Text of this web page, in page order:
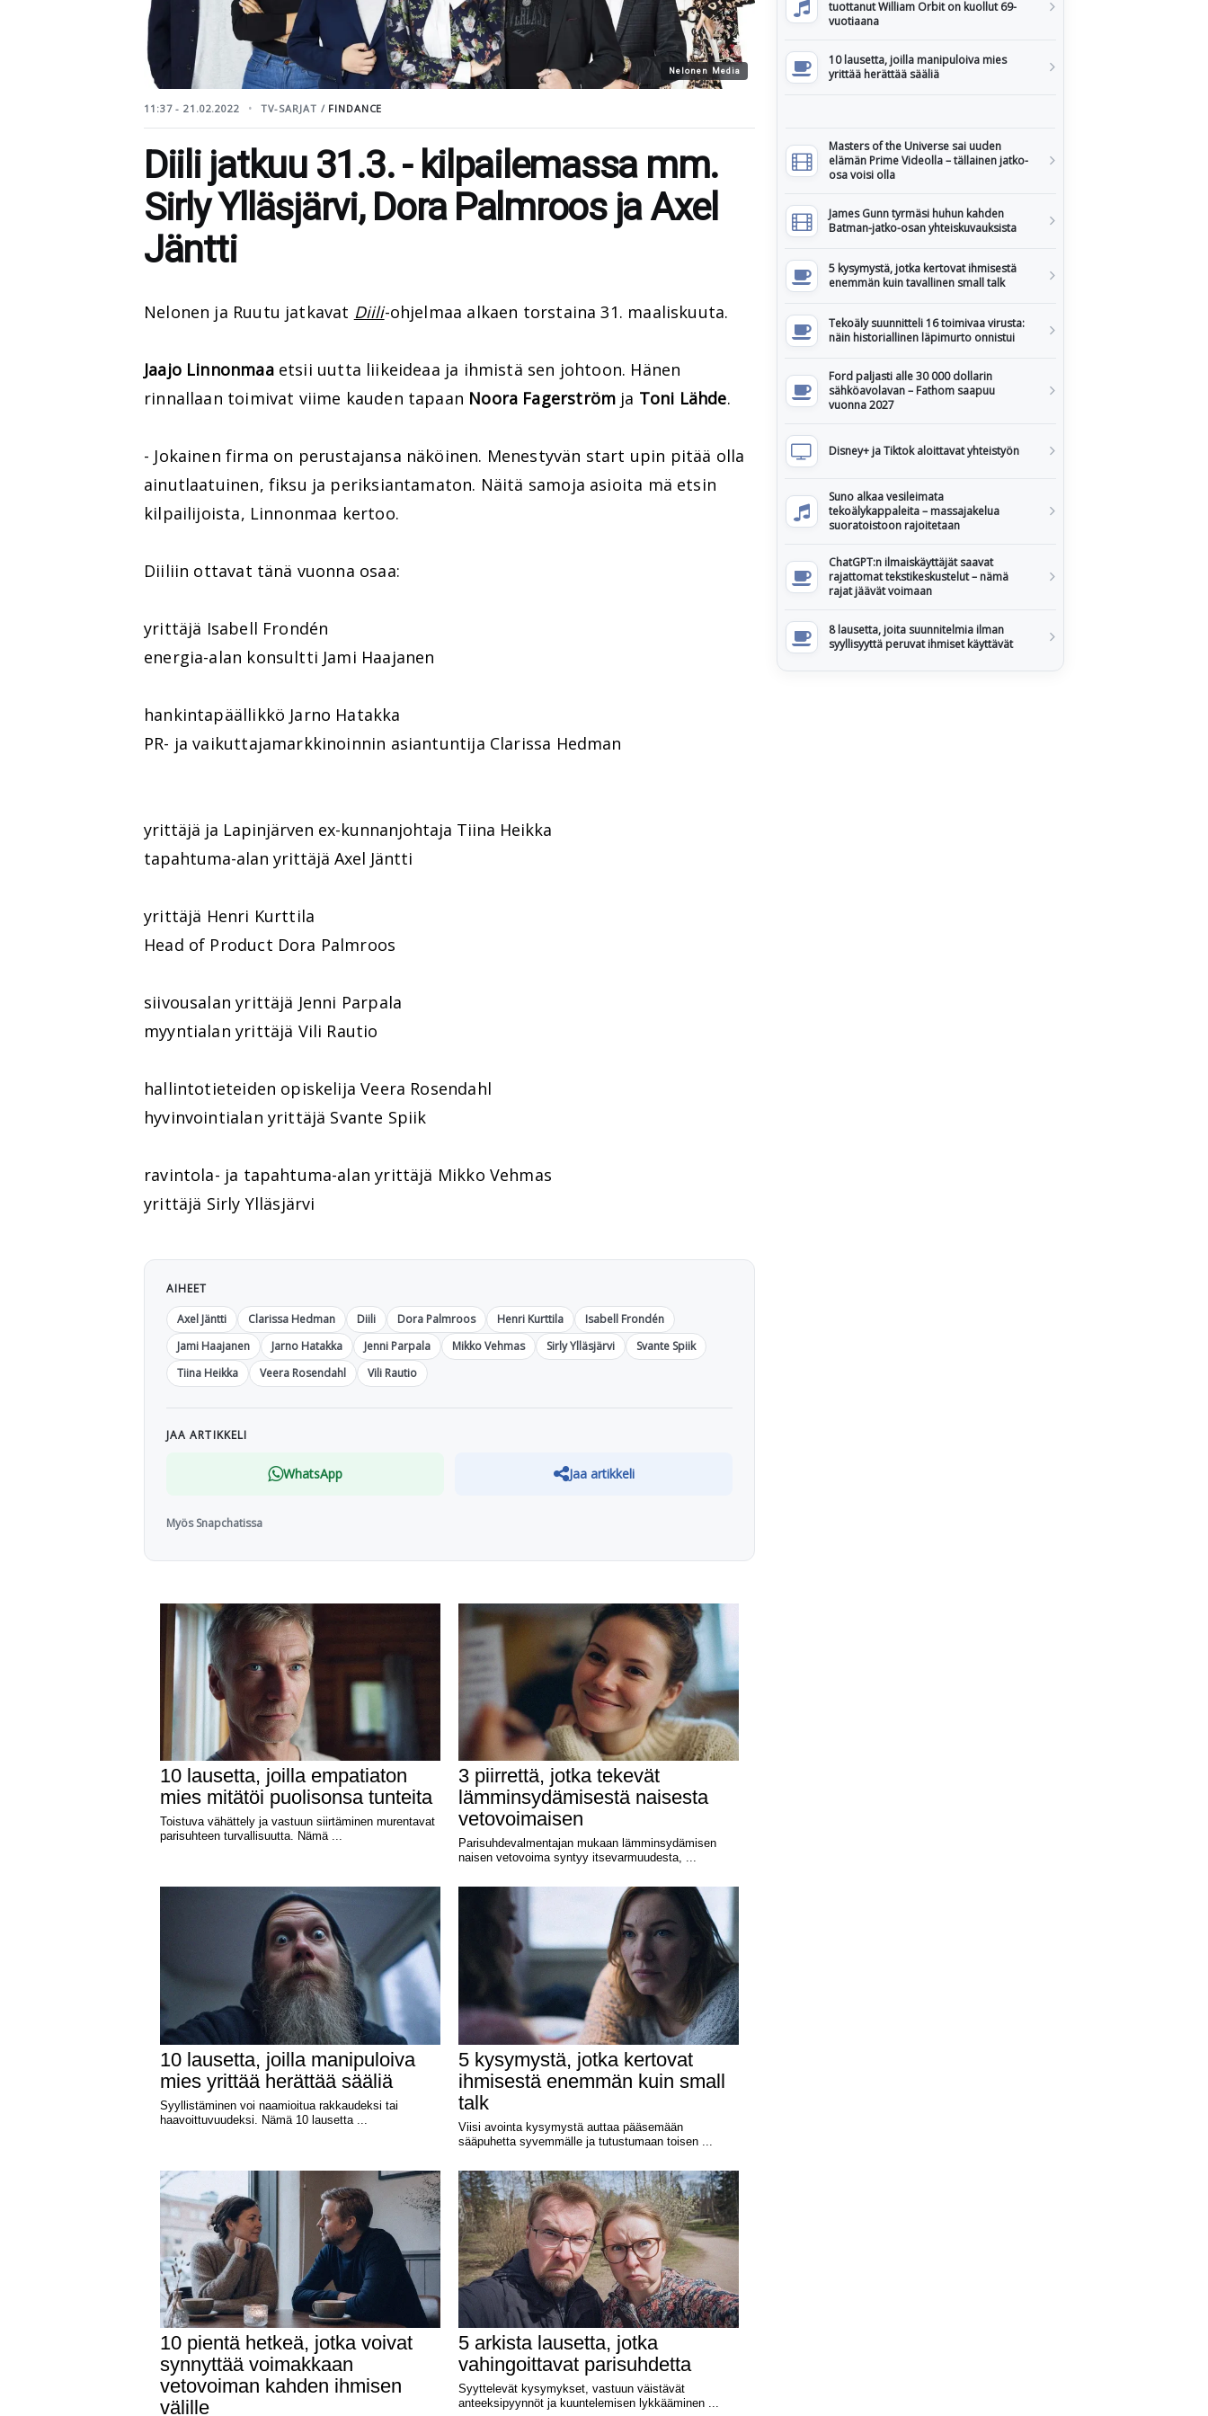
Nelonen Media
11:37 - 21.02.2022 TV-SARJAT / FINDANCE
Diili jatkuu 31.3. - kilpailemassa mm.
Sirly Ylläsjärvi, Dora Palmroos ja Axel
Jäntti
Nelonen ja Ruutu jatkavat Diili-ohjelmaa alkaen torstaina 31. maaliskuuta.
Jaajo Linnonmaaetsii uutta liikeideaa ja ihmistä sen johtoon. Hänen
rinnallaan toimivat viime kauden tapaan Noora Fagerström ja Toni Lähde.
- Jokainen firma on perustajansa näköinen. Menestyvän start upin pitää olla
ainutlaatuinen, fiksu ja periksiantamaton. Näitä samoja asioita mä etsin
kilpailijoista, Linnonmaa kertoo.
Diiliin ottavat tänä vuonna osaa:
yrittäjä Isabell Frondén
energia-alan konsultti Jami Haajanen
hankintapäällikkö Jarno Hatakka
PR- ja vaikuttajamarkkinoinnin asiantuntija Clarissa Hedman
yrittäjä ja Lapinjärven ex-kunnanjohtaja Tiina Heikka
tapahtuma-alan yrittäjä Axel Jäntti
yrittäjä Henri Kurttila
Head of Product Dora Palmroos
siivousalan yrittäjä Jenni Parpala
myyntialan yrittäjä Vili Rautio
hallintotieteiden opiskelija Veera Rosendahl
hyvinvointialan yrittäjä Svante Spiik
ravintola- ja tapahtuma-alan yrittäjä Mikko Vehmas
yrittäjä Sirly Ylläsjärvi
AIHEET
Axel Jäntti
Clarissa Hedman Diili Dora Palmroos Henri Kurttila
Isabell Frondén
Jami Haajanen
Jarno Hatakka Jenni Parpala Mikko Vehmas Sirly Ylläsjärvi
Svante Spiik
Tiina Heikka
Veera Rosendahl Vili Rautio
JAA ARTIKKELI
WhatsApp Jaa artikkeli
Myös Snapchatissa
tuottanut William Orbit on kuollut 69-
vuotiaana
10 lausetta, joilla manipuloiva mies
yrittää herättää sääliä
Masters of the Universe sai uuden
elämän Prime Videolla – tällainen jatko-
osa voisi olla
James Gunn tyrmäsi huhun kahden
Batman-jatko-osan yhteiskuvauksista
5 kysymystä, jotka kertovat ihmisestä
enemmän kuin tavallinen small talk
Tekoäly suunnitteli 16 toimivaa virusta:
näin historiallinen läpimurto onnistui
Ford paljasti alle 30 000 dollarin
sähköavolavan – Fathom saapuu
vuonna 2027
Disney+ ja Tiktok aloittavat yhteistyön
Suno alkaa vesileimata
tekoälykappaleita – massajakelua
suoratoistoon rajoitetaan
ChatGPT:n ilmaiskäyttäjät saavat
rajattomat tekstikeskustelut – nämä
rajat jäävät voimaan
8 lausetta, joita suunnitelmia ilman
syyllisyyttä peruvat ihmiset käyttävät